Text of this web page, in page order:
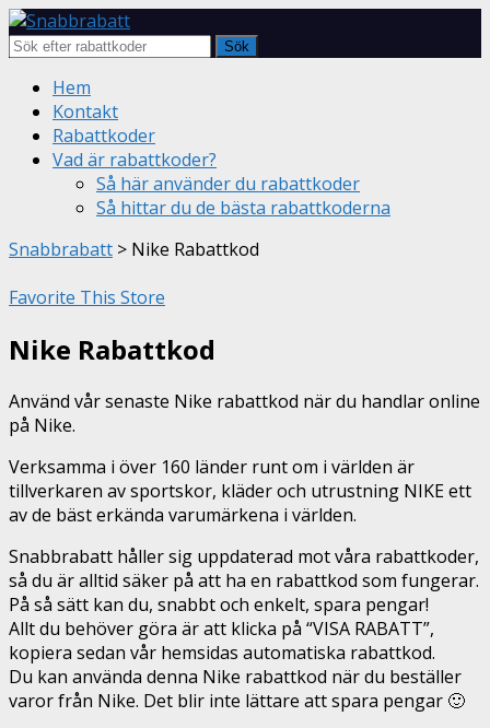
Sök
Skip
content
Hem
Kontakt
Rabattkoder
Vad är rabattkoder?
Så här använder du rabattkoder
Så hittar du de bästa rabattkoderna
Snabbrabatt > Nike Rabattkod
Favorite This Store
Nike Rabattkod
Använd vår senaste Nike rabattkod när du handlar online
på Nike.
Verksamma i över 160 länder runt om i världen är
tillverkaren av sportskor, kläder och utrustning NIKE ett
av de bäst erkända varumärkena i världen.
Snabbrabatt håller sig uppdaterad mot våra rabattkoder,
så du är alltid säker på att ha en rabattkod som fungerar.
På så sätt kan du, snabbt och enkelt, spara pengar!
Allt du behöver göra är att klicka på “VISA RABATT”,
kopiera sedan vår hemsidas automatiska rabattkod.
Du kan använda denna Nike rabattkod när du beställer
varor från Nike. Det blir inte lättare att spara pengar 🙂